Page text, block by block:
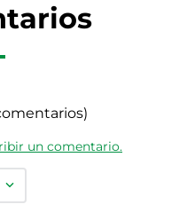
un comentario.